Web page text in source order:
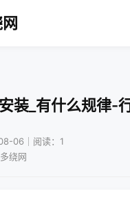
装_有什么规律-
06｜阅读：1
绕网